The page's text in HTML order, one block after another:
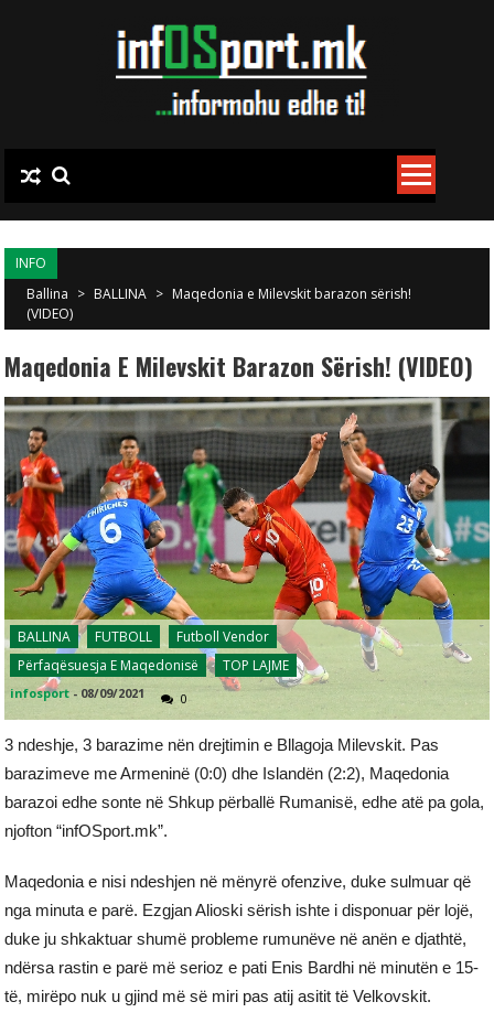
INFO
Ballina > BALLINA > Maqedonia e Milevskit barazon sërish!
(VIDEO)
Maqedonia E Milevskit Barazon Sërish! (VIDEO)
BALLINA FUTBOLL
Futboll Vendor
Përfaqësuesja E Maqedonisë
TOP LAJME
infosport - 08/09/2021 0
3 ndeshje, 3 barazime nën drejtimin e Bllagoja Milevskit. Pas
barazimeve me Armeninë (0:0) dhe Islandën (2:2), Maqedonia
barazoi edhe sonte në Shkup përballë Rumanisë, edhe atë pa gola,
njofton “infOSport.mk”.
Maqedonia e nisi ndeshjen në mënyrë ofenzive, duke sulmuar që
nga minuta e parë. Ezgjan Alioski sërish ishte i disponuar për lojë,
duke ju shkaktuar shumë probleme rumunëve në anën e djathtë,
ndërsa rastin e parë më serioz e pati Enis Bardhi në minutën e 15-
të, mirëpo nuk u gjind më së miri pas atij asitit të Velkovskit.